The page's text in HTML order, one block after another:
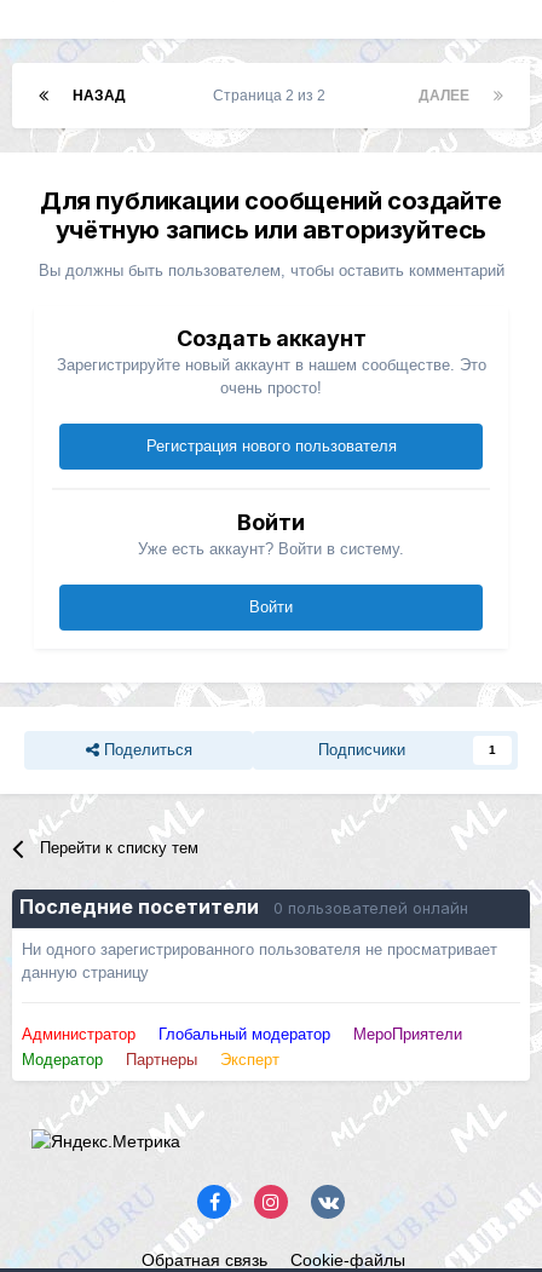
НАЗАД ДАЛЕЕ
Страница 2 из 2
Для публикации сообщений создайте
учётную запись или авторизуйтесь
Вы должны быть пользователем, чтобы оставить комментарий
Создать аккаунт
Зарегистрируйте новый аккаунт в нашем сообществе. Это
очень просто!
Регистрация нового пользователя
Войти
Уже есть аккаунт? Войти в систему.
Войти
Поделиться Подписчики 1
Перейти к списку тем
Последние посетители 0 пользователей онлайн
Ни одного зарегистрированного пользователя не просматривает
данную страницу
Администратор Глобальный модератор
МероПриятели
Модератор
Партнеры Эксперт
Обратная связь Cookie-файлы